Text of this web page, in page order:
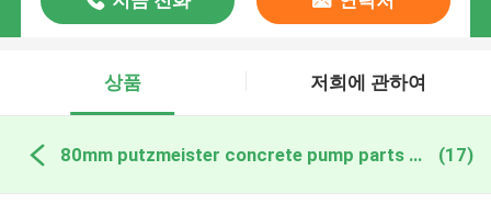
상품 저희에 관하여
80mm putzmeister concrete pump parts 온라인 제조 (17)